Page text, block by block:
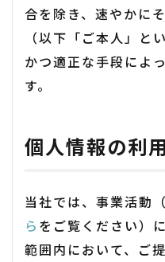
合を除き、速やかに
（以下「ご本人」と
かつ適正な手段によ
す。
個人情報の利
当社では、事業活動
ら をご覧ください）
範囲内において、ご